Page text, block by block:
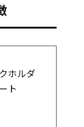
ホルダ
ト